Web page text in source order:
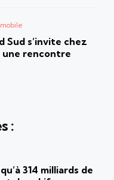
Sud s’invite chez
une rencontre
:
314 milliards de